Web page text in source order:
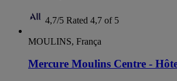
4,7/5 Rated 4,7 of 5
MOULINS, França
Mercure Moulins Centre -